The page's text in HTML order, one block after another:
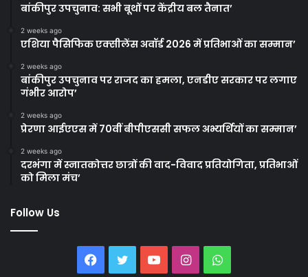
बांकीपुर उपचुनाव: सभी बूथों पर केंद्रीय बल तैनात’
2 weeks ago
एशिया पैसिफिक एक्सीलेंस अवॉर्ड 2026 में प्रतिभाओं का सम्मान’
2 weeks ago
बांकीपुर उपचुनाव पर राजद का हमला, एनडीए सरकार पर लगाए
गंभीर आरोप’
2 weeks ago
प्रेरणा आईएएस में 70वीं बीपीएससी सफल अभ्यर्थियों का सम्मान’
2 weeks ago
दरभंगा में स्नातकोत्तर छात्रों की वाद-विवाद प्रतियोगिता, प्रतिभाओं
को मिला मंच’
Follow Us
Facebook
TwitterYouTubeInstagramWhatsApp